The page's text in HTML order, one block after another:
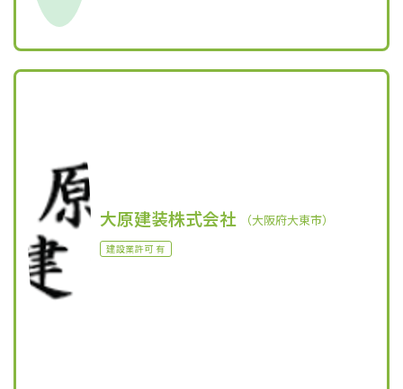
大原建装株式会社 （大阪府大東市）
建設業許可 有